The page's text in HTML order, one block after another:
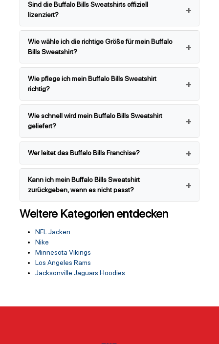
Sind die Buffalo Bills Sweatshirts offiziell
lizenziert?
Wie wähle ich die richtige Größe für mein Buffalo
Bills Sweatshirt?
Wie pflege ich mein Buffalo Bills Sweatshirt
richtig?
Wie schnell wird mein Buffalo Bills Sweatshirt
geliefert?
Wer leitet das Buffalo Bills Franchise?
Kann ich mein Buffalo Bills Sweatshirt
zurückgeben, wenn es nicht passt?
Weitere Kategorien entdecken
NFL Jacken
Nike
Minnesota Vikings
Los Angeles Rams
Jacksonville Jaguars Hoodies